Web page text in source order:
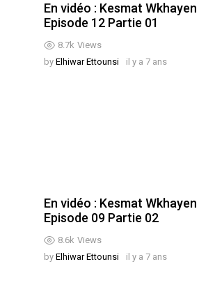
8.7k Views
En vidéo : Kesmat Wkhayen
Episode 12 Partie 01
by Elhiwar Ettounsi il y a 7 ans
8.6k Views
En vidéo : Kesmat Wkhayen
Episode 09 Partie 02
by Elhiwar Ettounsi il y a 7 ans